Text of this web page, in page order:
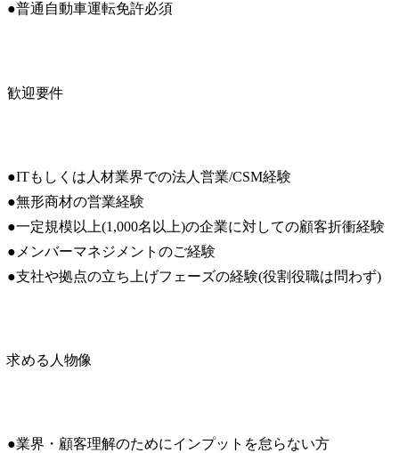
●普通自動車運転免許必須
歓迎要件
●ITもしくは人材業界での法人営業/CSM経験
●無形商材の営業経験
●一定規模以上(1,000名以上)の企業に対しての顧客折衝経験
●メンバーマネジメントのご経験
●支社や拠点の立ち上げフェーズの経験(役割役職は問わず)
求める人物像
●業界・顧客理解のためにインプットを怠らない方